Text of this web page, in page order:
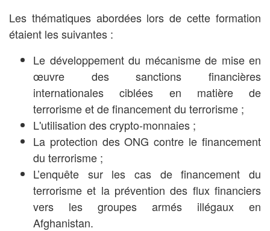
Les thématiques abordées lors de cette formation
étaient les suivantes :
Le développement du mécanisme de mise en
œuvre des sanctions financières
internationales ciblées en matière de
terrorisme et de financement du terrorisme ;
L'utilisation des crypto-monnaies ;
La protection des ONG contre le financement
du terrorisme ;
L’enquête sur les cas de financement du
terrorisme et la prévention des flux financiers
vers les groupes armés illégaux en
Afghanistan.